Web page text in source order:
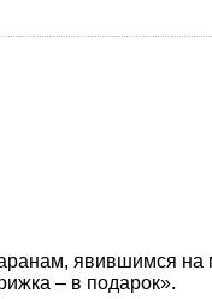
явившимся на
– в подарок».